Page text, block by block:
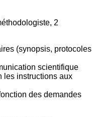
2
(synopsis, protocoles
scientifique
les instructions aux
des demandes